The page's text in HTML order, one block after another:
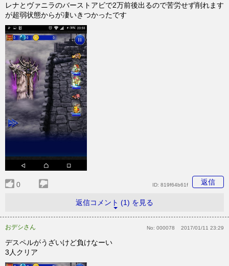
レナとヴァニラのバーストアビで2万前後出るので苦労せず削れます
が超弱状態からが凄いきつかったです
0 返信
ID: 819f64b61f
返信コメント (1) を見る
おデシさん No: 000078 2017/01/11 23:29
デスペルがうざいけど負けなーい
3人クリア